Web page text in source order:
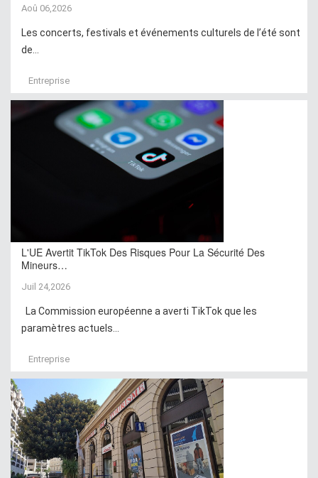
Aoû 06,2026
Les concerts, festivals et événements culturels de l’été sont
de...
Entreprise
L'UE Avertit TikTok Des Risques Pour La Sécurité Des
Mineurs…
Juil 24,2026
La Commission européenne a averti TikTok que les
paramètres actuels...
Entreprise